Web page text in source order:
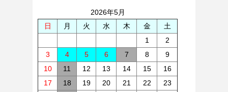
2026年5月
日
月 火 水 木 金
土
1
2
3
4 5 6 7 8
9
10
11 12 13 14 15
16
17
18 19 20 21 22
23